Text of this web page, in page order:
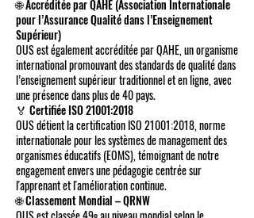
🌐 Accréditée par QAHE (Association Internationale
pour l’Assurance Qualité dans l’Enseignement
Supérieur)
OUS est également accréditée par QAHE, un organisme
international promouvant des standards de qualité dans
l’enseignement supérieur traditionnel et en ligne, avec
une présence dans plus de 40 pays.
🏅 Certifiée ISO 21001:2018
OUS détient la certification ISO 21001:2018, norme
internationale pour les systèmes de management des
organismes éducatifs (EOMS), témoignant de notre
engagement envers une pédagogie centrée sur
l'apprenant et l'amélioration continue.
🌐 Classement Mondial – QRNW